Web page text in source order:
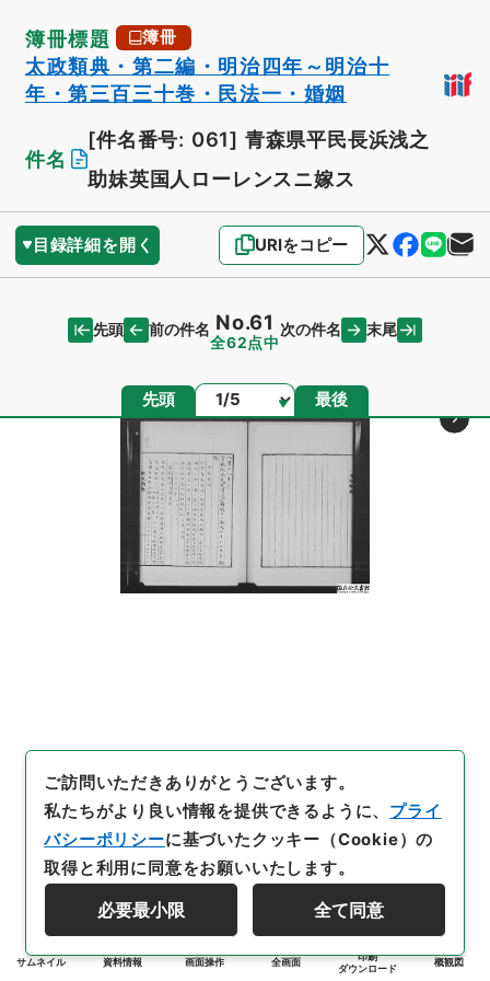
簿冊標題 簿冊
太政類典・第二編・明治四年～明治十
年・第三百三十巻・民法一・婚姻
件名
[件名番号: 061] 青森県平民長浜浅之
助妹英国人ローレンスニ嫁ス
目録詳細を開く URIをコピー
先頭 前の件名 No.61
全62点中
次の件名 末尾
先頭 ページ 最後
サムネイル 資料情報 画面操作 全画面
印刷
ダウンロード
概観図
ご訪問いただきありがとうございます。
私たちがより良い情報を提供できるように、 プライ
バシーポリシーに基づいたクッキー（Cookie）の
取得と利用に同意をお願いいたします。
必要最小限 全て同意